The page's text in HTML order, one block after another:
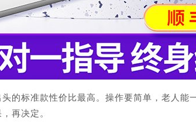
标准款性价比最高。操作要简单，老人能
再决定。